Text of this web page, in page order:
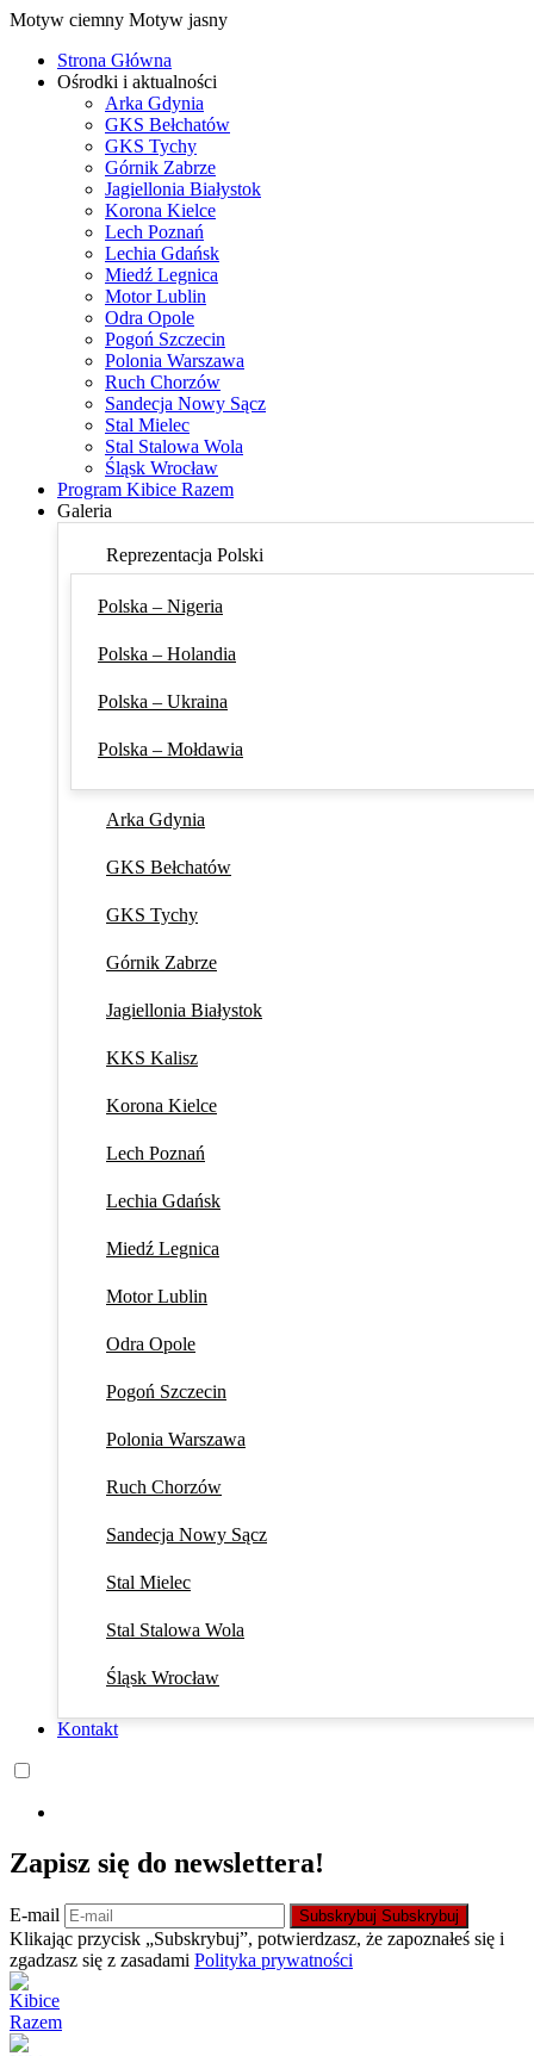
Motyw ciemny Motyw jasny
Strona Główna
Ośrodki i aktualności
Arka Gdynia
GKS Bełchatów
GKS Tychy
Górnik Zabrze
Jagiellonia Białystok
Korona Kielce
Lech Poznań
Lechia Gdańsk
Miedź Legnica
Motor Lublin
Odra Opole
Pogoń Szczecin
Polonia Warszawa
Ruch Chorzów
Sandecja Nowy Sącz
Stal Mielec
Stal Stalowa Wola
Śląsk Wrocław
Program Kibice Razem
Galeria
Reprezentacja Polski
Polska – Nigeria
Polska – Holandia
Polska – Ukraina
Polska – Mołdawia
Arka Gdynia
GKS Bełchatów
GKS Tychy
Górnik Zabrze
Jagiellonia Białystok
KKS Kalisz
Korona Kielce
Lech Poznań
Lechia Gdańsk
Miedź Legnica
Motor Lublin
Odra Opole
Pogoń Szczecin
Polonia Warszawa
Ruch Chorzów
Sandecja Nowy Sącz
Stal Mielec
Stal Stalowa Wola
Śląsk Wrocław
Kontakt
Zapisz się do newslettera!
E-mail Subskrybuj Subskrybuj
Klikając przycisk „Subskrybuj”, potwierdzasz, że zapoznałeś się i
zgadzasz się z zasadami Polityka prywatności